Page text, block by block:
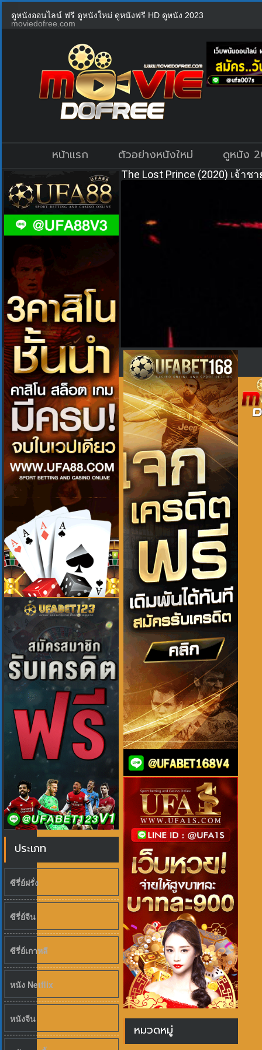
ดูหนังออนไลน์ ฟรี ดูหนังใหม่ ดูหนังฟรี HD ดูหนัง 2023
moviedofree.com
หน้าแรก ตัวอย่างหนังใหม่ ดูหนัง
ประเภท
ซีรี่ย์ฝรั่ง
ซีรี่ย์จีน
ซีรี่ย์เกาหลี
หนัง Netflix
หนังจีน
The Lost Prince (2020) เจ้าช
หมวดหมู่